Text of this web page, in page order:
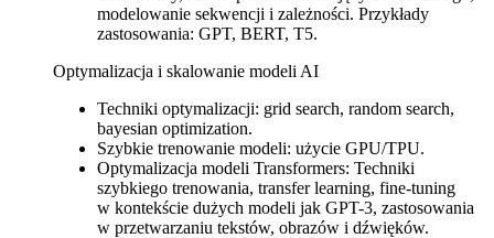
modelowanie sekwencji i zależności. Przykłady
zastosowania: GPT, BERT, T5.
Optymalizacja i skalowanie modeli AI
Techniki optymalizacji: grid search, random search,
bayesian optimization.
Szybkie trenowanie modeli: użycie GPU/TPU.
Optymalizacja modeli Transformers: Techniki
szybkiego trenowania, transfer learning, fine-tuning
w kontekście dużych modeli jak GPT-3, zastosowania
w przetwarzaniu tekstów, obrazów i dźwięków.